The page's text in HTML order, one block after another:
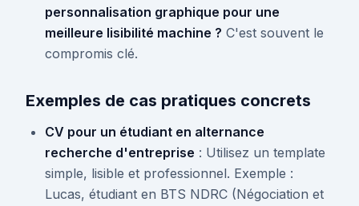
personnalisation graphique pour une
meilleure lisibilité machine ? C'est souvent le
compromis clé.
Exemples de cas pratiques concrets
CV pour un étudiant en alternance
recherche d'entreprise : Utilisez un template
simple, lisible et professionnel. Exemple :
Lucas, étudiant en BTS NDRC (Négociation et